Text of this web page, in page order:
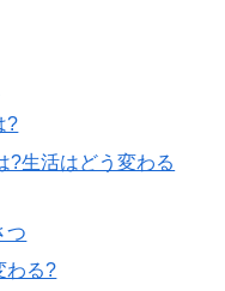
?
?生活はどう変わる
つ
わる?